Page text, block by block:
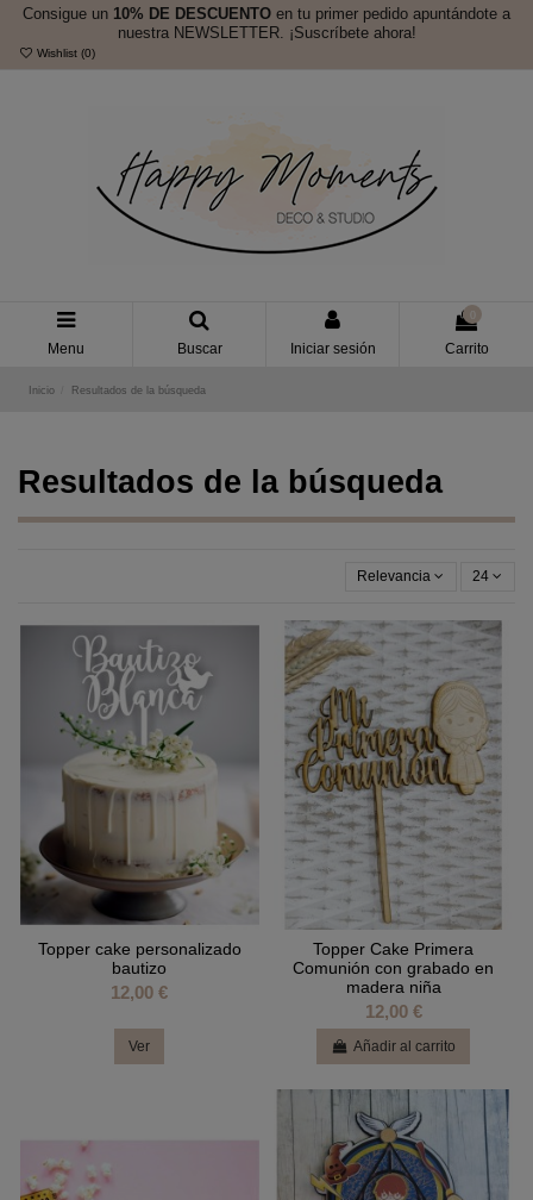
Consigue un 10% DE DESCUENTO en tu primer pedido apuntándote a
nuestra NEWSLETTER. ¡Suscríbete ahora!
Wishlist (0)
Menu Buscar Iniciar sesión Carrito
Inicio Resultados de la búsqueda
Resultados de la búsqueda
Relevancia 24
Topper cake personalizado
bautizo
12,00 €
Ver
Topper Cake Primera
Comunión con grabado en
madera niña
12,00 €
Añadir al carrito